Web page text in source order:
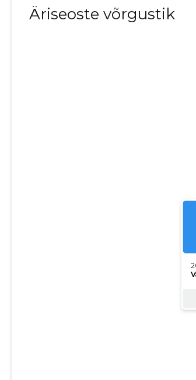
Äriseoste võrgustik